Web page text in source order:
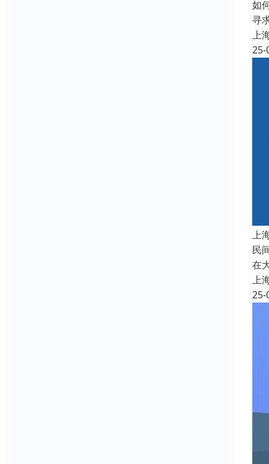
如
寻
上
25-
上
民
在
上
25-